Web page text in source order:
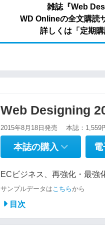
雑誌『Web
WD Onlineの全文購読
詳しくは「定期
Web Designing
2015年8月18日発売 本誌：1,559
本誌の購入
ECビジネス、再強化・最強
サンプルデータは こちらから
目次